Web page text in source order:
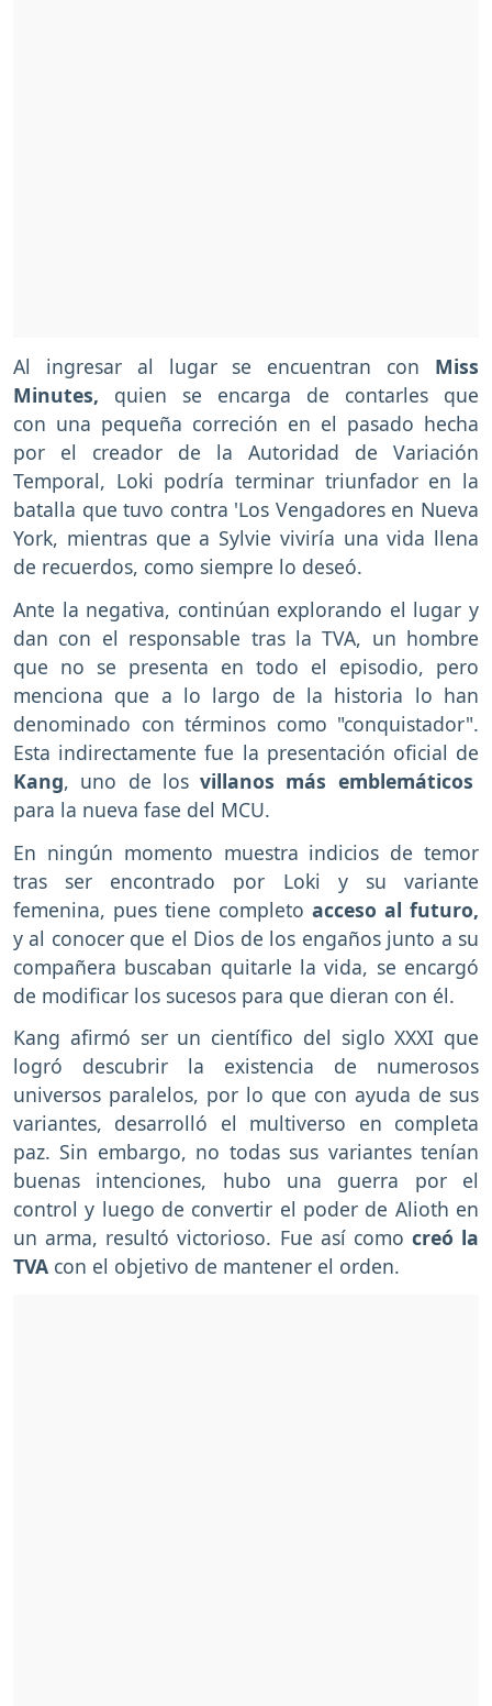
Al ingresar al lugar se encuentran con Miss
Minutes, quien se encarga de contarles que
con una pequeña correción en el pasado hecha
por el creador de la Autoridad de Variación
Temporal, Loki podría terminar triunfador en la
batalla que tuvo contra 'Los Vengadores en Nueva
York, mientras que a Sylvie viviría una vida llena
de recuerdos, como siempre lo deseó.
Ante la negativa, continúan explorando el lugar y
dan con el responsable tras la TVA, un hombre
que no se presenta en todo el episodio, pero
menciona que a lo largo de la historia lo han
denominado con términos como "conquistador".
Esta indirectamente fue la presentación oficial de
Kang, uno de losvillanos más emblemáticos
para la nueva fase del MCU.
En ningún momento muestra indicios de temor
tras ser encontrado por Loki y su variante
femenina, pues tiene completo acceso al futuro,
y al conocer que el Dios de los engaños junto a su
compañera buscaban quitarle la vida, se encargó
de modificar los sucesos para que dieran con él.
Kang afirmó ser un científico del siglo XXXI que
logró descubrir la existencia de numerosos
universos paralelos, por lo que con ayuda de sus
variantes, desarrolló el multiverso en completa
paz. Sin embargo, no todas sus variantes tenían
buenas intenciones, hubo una guerra por el
control y luego de convertir el poder de Alioth en
un arma, resultó victorioso. Fue así como creó la
TVA con el objetivo de mantener el orden.